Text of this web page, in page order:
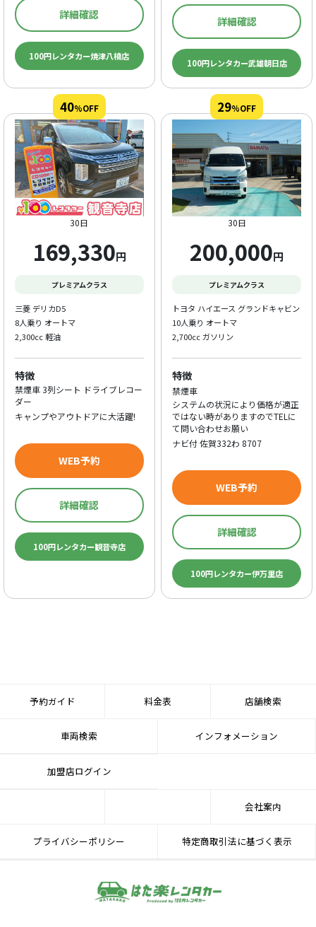
詳細確認
100円レンタカー焼津八楠店
詳細確認
100円レンタカー武雄朝日店
40%OFF
30日
169,330円
プレミアムクラス
三菱 デリカD5
8人乗り オートマ
2,300cc 軽油
特徴
禁煙車 3列シート ドライブレコー
ダー
キャンプやアウトドアに大活躍!
WEB予約
詳細確認
100円レンタカー観音寺店
29%OFF
30日
200,000円
プレミアムクラス
トヨタ ハイエース グランドキャビン
10人乗り オートマ
2,700cc ガソリン
特徴
禁煙車
システムの状況により価格が適正
ではない時がありますのでTELに
て問い合わせお願い
ナビ付 佐賀332わ 8707
WEB予約
詳細確認
100円レンタカー伊万里店
予約ガイド 料金表 店舗検索
車両検索 インフォメーション
加盟店ログイン
会社案内
プライバシーポリシー 特定商取引法に基づく表示